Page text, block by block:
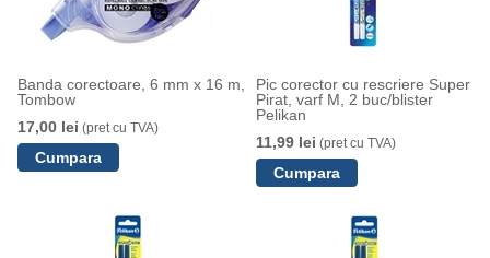
Banda corectoare, 6 mm x 16 m,
Tombow
17,00 lei (pret cu TVA)
Pic corector cu rescriere Super
Pirat, varf M, 2 buc/blister
Pelikan
11,99 lei (pret cu TVA)